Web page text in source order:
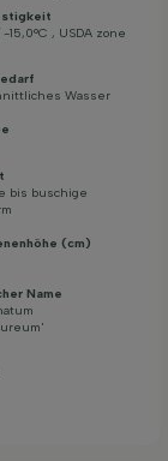
15,0°C , USDA zone
Wasser
bis buschige
(cm)
Name